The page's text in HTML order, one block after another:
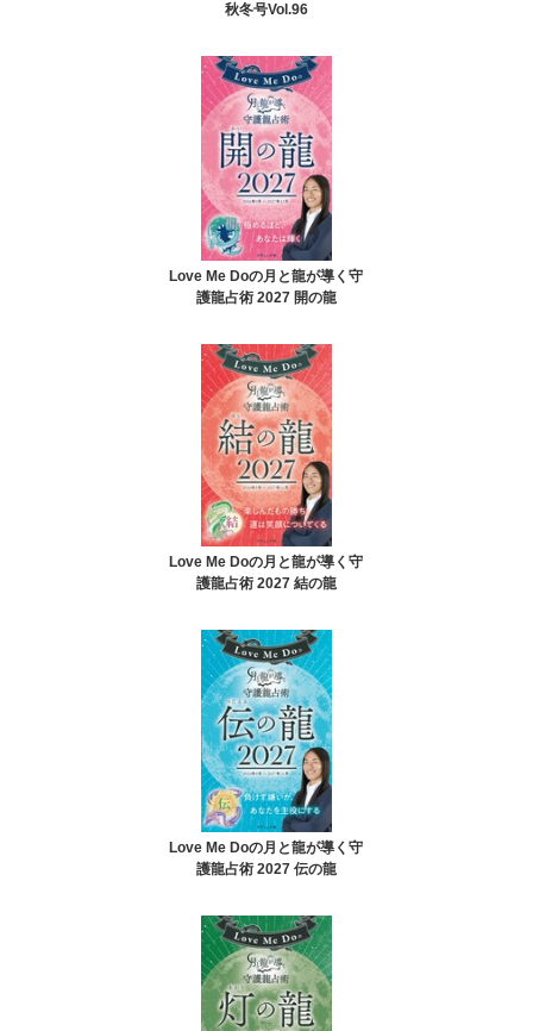
秋冬号Vol.96
Love Me Doの月と龍が導く守
護龍占術 2027 開の龍
Love Me Doの月と龍が導く守
護龍占術 2027 結の龍
Love Me Doの月と龍が導く守
護龍占術 2027 伝の龍